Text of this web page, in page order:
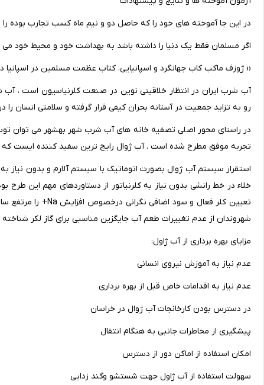
در این جا آموخته های خود را که حاصل دو و نیم ماه کسب تجارب
اگر مسلمان فقط یک دنیا را داشته باشد به بهداشت خود و محیط خود می
‹‹ ژوزف ماکب کاب جهانگرد و اسپانیایی، کتاب عظمت مسلمین در اسپانیا
آب شرب ایران در انتظار خلاقیتی نوین در صنعت کلرنیاسیون است ، آب
رو به تزاید جمعیت در آستانه بحران کیفی قرار گرفته و سلامتی انسان
در راستای محور اصلی تصفیه خانه های آب شرب شهر بهشهر می توان
تجربه موفق مطرح شده است . آب ژوال رایج ترین سفید کننده ایست
استقرار سیستم آب ژوال بصورت اتوماتیک با سیستم آلارم و بدون نیاز به
خلاء در خط رانشی بدون نیاز به کلرنیاتور از دستاوردهای مهم این طرح
شهروندان از عدم تغییرات طعم آب جایگزین مناسبی برای گاز لکر
مزایای بهره برداری از آب ژاول:
عدم نیاز به آموزش نیروی انسانی
عدم نیاز به اقدامات خاص قبل از بهره برداری
در دسترس بودن کارخانجات آب ژوال در خراسان
پیشگیری از مخاطرات جانبی به هنگام انتقال
امکان استفاده از اماکن دور از دسترس
سهولت استفاده از آب ژاول جهت شستشو وگند زدایی